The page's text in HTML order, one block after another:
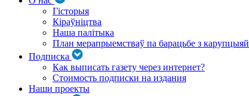
Гісторыя
Кіраўніцтва
Наша палітыка
План мерапрыемстваў па барацьбе з карупцыяй
Подписка
Как выписать газету через интернет?
Стоимость подписки на издания
Наши проекты